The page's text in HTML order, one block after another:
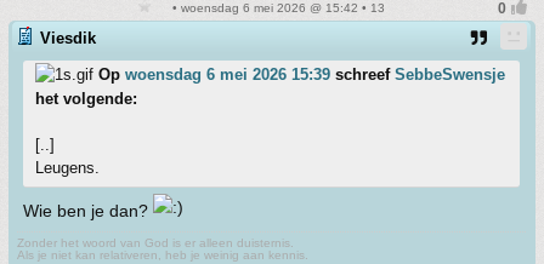
• woensdag 6 mei 2026 @ 15:42 • 13
Viesdik
Op woensdag 6 mei 2026 15:39 schreef SebbeSwensje
het volgende:
[..]
Leugens.
Wie ben je dan?
Zonder het woord van God is er alleen duisternis.
Als je niet kan relativeren, heb je weinig aan kennis.